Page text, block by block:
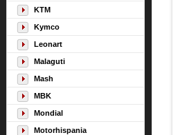
KTM
Kymco
Leonart
Malaguti
Mash
MBK
Mondial
Motorhispania